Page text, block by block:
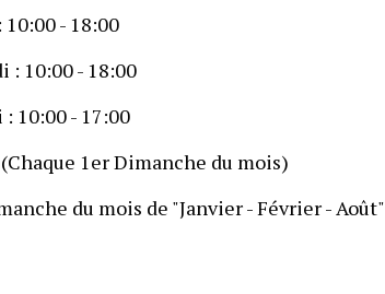
: 10:00 - 18:00
: 10:00 - 18:00
: 10:00 - 17:00
1er Dimanche du mois)
du mois de "Janvier - Février - Août"